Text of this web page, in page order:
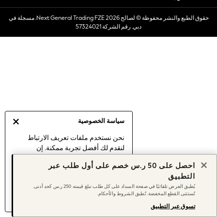
سياسة الخصوصية
نحن نستخدم ملفات تعريف الارتباط
لنقدم لك أفضل تجربة ممكنة. إن
موافقتك على استخدامنا لملفات تعريف
اكتشف المزيد عن إدارة إعدادات ملفات
تعريف الارتباط (الكوكيز).
Dresses
Occasionwear
Sets & Outfits
Sun Hats & Caps
Women's Holiday Shop
Women's Travel Styles
Dresses
Occasionwear
Linen Collection
Tops & T-Shirts
حقوق الطبع والنشر محفوظة © لصالح 2026 Next General Trading FZE. مسجلة في
دبي. رقم الشركة 57324021
احصل على 50 ر.س خصم على أول طلب عبر
التطبيق
يُطبق العرض تلقائيًا في صفحة السداد على كل طلب تبلغ قيمته 250 ر.س كحد أدنى.
تُستثنى القطع المخفضة. تُطبق الشروط والأحكام.
تسوق عبر التطبيق